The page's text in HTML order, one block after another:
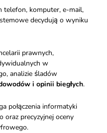
telefon, komputer, e-mail,
decydują o wyniku
prawnych,
w
analizie śladów
i opinii biegłych.
połączenia informatyki
oraz precyzyjnej oceny